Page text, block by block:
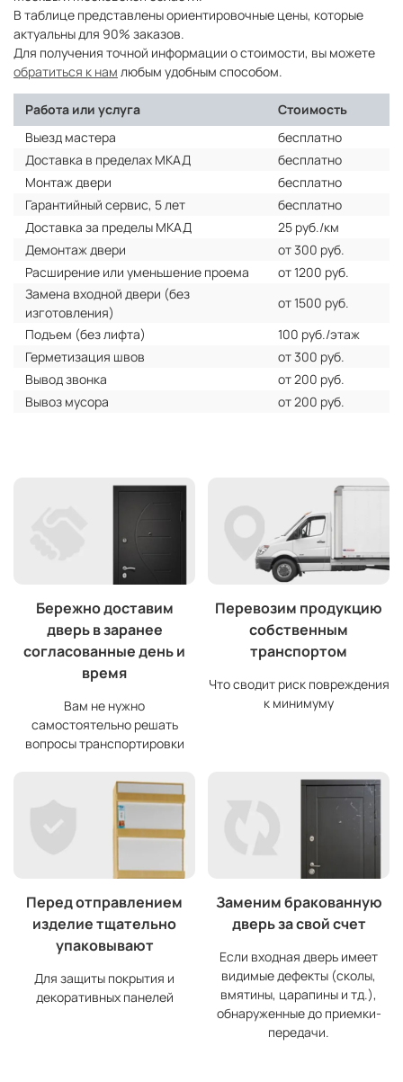
В таблице представлены ориентировочные цены, которые
актуальны для 90% заказов.
Для получения точной информации о стоимости, вы можете
обратиться к нам любым удобным способом.
Работа или услуга
Стоимость
Выезд мастера
бесплатно
Доставка в пределах МКАД
бесплатно
Монтаж двери
бесплатно
Гарантийный сервис, 5 лет
бесплатно
Доставка за пределы МКАД
25 руб./км
Демонтаж двери
от 300 руб.
Расширение или уменьшение проема
от 1200 руб.
Замена входной двери (без
изготовления)
от 1500 руб.
Подъем (без лифта)
100 руб./этаж
Герметизация швов
от 300 руб.
Вывод звонка
от 200 руб.
Вывоз мусора
от 200 руб.
Бережно доставим
дверь в заранее
согласованные день и
время
Вам не нужно
самостоятельно решать
вопросы транспортировки
Перевозим продукцию
собственным
транспортом
Что сводит риск повреждения
к минимуму
Перед отправлением
изделие тщательно
упаковывают
Для защиты покрытия и
декоративных панелей
Заменим бракованную
дверь за свой счет
Если входная дверь имеет
видимые дефекты (сколы,
вмятины, царапины и тд.),
обнаруженные до приемки-
передачи.